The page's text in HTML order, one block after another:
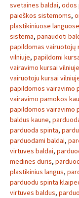
svetaines baldai, odos
paieškos sistemoms,
plastikiniuose languose
sistema, panaudoti
papildomas vairuotojų
vilniuje, papildomi
vairavimo kursai vilniuje
vairuotoju kursai
papildomos vairavimo
vairavimo pamokos
papildomos vairavimo
baldus kaune,
parduoda spinta,
parduodami baldai,
virtuves baldai,
medines duris,
plastikinius langus,
parduodu spinta
virtuves baldus,